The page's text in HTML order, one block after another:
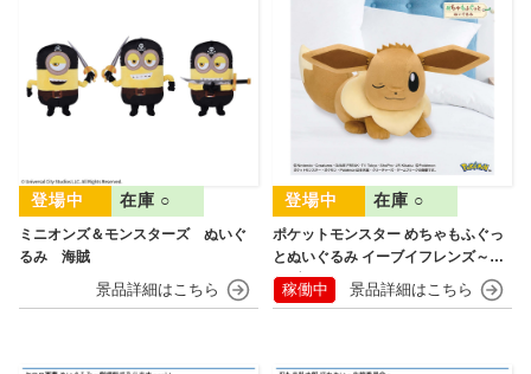
ミニオンズ＆モンスターズ ぬいぐ
るみ 海賊
在庫 ○
ポケットモンスター めちゃもふぐっ
とぬいぐるみ イーブイフレンズ～イ
ーブイ～おひるねver.
在庫 ○
稼働中